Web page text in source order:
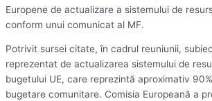
Europene de actualizare a sistemului de
conform unui comunicat al MF.
Potrivit sursei citate, în cadrul reuniunii,
reprezentat de actualizarea sistemului de
bugetului UE, care reprezintă aproximativ
bugetare comunitare. Comisia Europeană a